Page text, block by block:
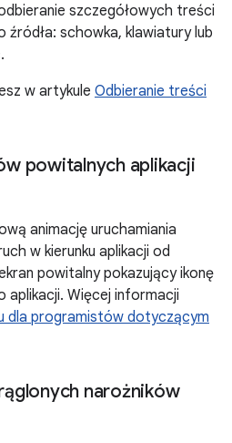
szczegółowych treści
schowka, klawiatury lub
w artykule Odbieranie treści
powitalnych aplikacji
animację uruchamiania
w kierunku aplikacji od
powitalny pokazujący ikonę
aplikacji. Więcej informacji
dla programistów dotyczącym
narożników